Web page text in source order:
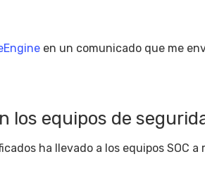
en un comunicado que me
los equipos de
ha llevado a los equipos SOC a